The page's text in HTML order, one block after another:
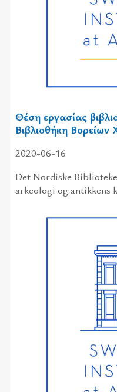
Θέση εργασίας
Βιβλιοθήκη
2020-06-16
Det Nordiske
arkeologi og antikkens